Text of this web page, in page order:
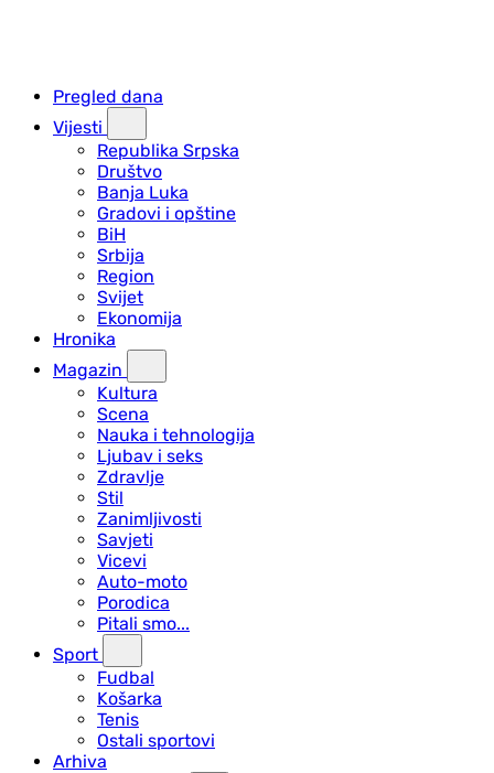
Pregled dana
Vijesti
Republika Srpska
Društvo
Banja Luka
Gradovi i opštine
BiH
Srbija
Region
Svijet
Ekonomija
Hronika
Magazin
Kultura
Scena
Nauka i tehnologija
Ljubav i seks
Zdravlje
Stil
Zanimljivosti
Savjeti
Vicevi
Auto-moto
Porodica
Pitali smo...
Sport
Fudbal
Košarka
Tenis
Ostali sportovi
Arhiva